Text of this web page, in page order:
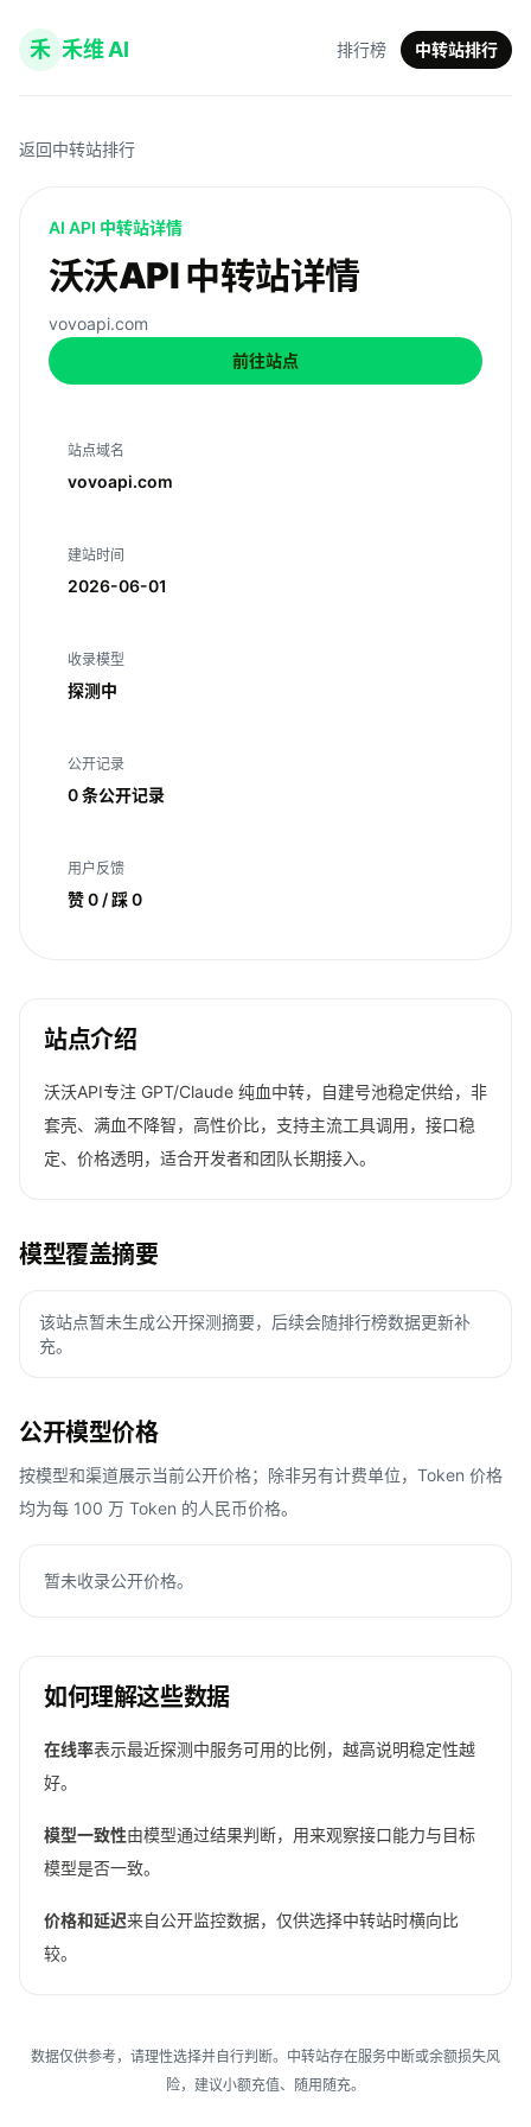
禾 禾维 AI 排行榜 中转站排行
返回中转站排行
AI API 中转站详情
沃沃API 中转站详情
vovoapi.com
前往站点
站点域名
vovoapi.com
建站时间
2026-06-01
收录模型
探测中
公开记录
0 条公开记录
用户反馈
赞 0 / 踩 0
站点介绍
沃沃API专注 GPT/Claude 纯血中转，自建号池稳定供给，非
套壳、满血不降智，高性价比，支持主流工具调用，接口稳
定、价格透明，适合开发者和团队长期接入。
模型覆盖摘要
该站点暂未生成公开探测摘要，后续会随排行榜数据更新补
充。
公开模型价格
按模型和渠道展示当前公开价格；除非另有计费单位，Token 价格
均为每 100 万 Token 的人民币价格。
暂未收录公开价格。
如何理解这些数据
在线率表示最近探测中服务可用的比例，越高说明稳定性越
好。
模型一致性由模型通过结果判断，用来观察接口能力与目标
模型是否一致。
价格和延迟来自公开监控数据，仅供选择中转站时横向比
较。
数据仅供参考，请理性选择并自行判断。中转站存在服务中断或余额损失风
险，建议小额充值、随用随充。